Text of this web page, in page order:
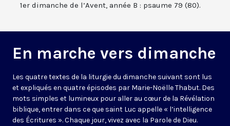
1er dimanche de l’Avent, année B : psaume 79 (80).
En marche vers dimanche
Les quatre textes de la liturgie du dimanche suivant sont lus
et expliqués en quatre épisodes par Marie-Noëlle Thabut. Des
mots simples et lumineux pour aller au cœur de la Révélation
biblique, entrer dans ce que saint Luc appelle « l’intelligence
des Écritures ». Chaque jour, vivez avec la Parole de Dieu.